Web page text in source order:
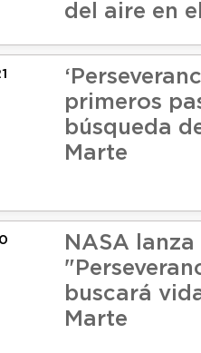
del aire en
primeros
búsqueda
Marte
NASA
buscará
Marte